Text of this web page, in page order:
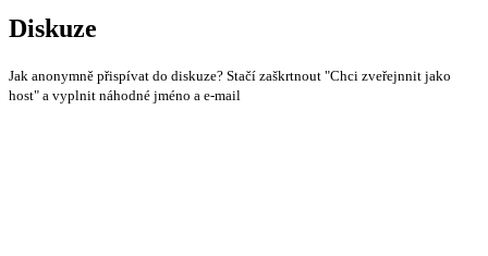
Diskuze
Jak anonymně přispívat do diskuze? Stačí zaškrtnout "Chci zveřejnnit jako
host" a vyplnit náhodné jméno a e-mail